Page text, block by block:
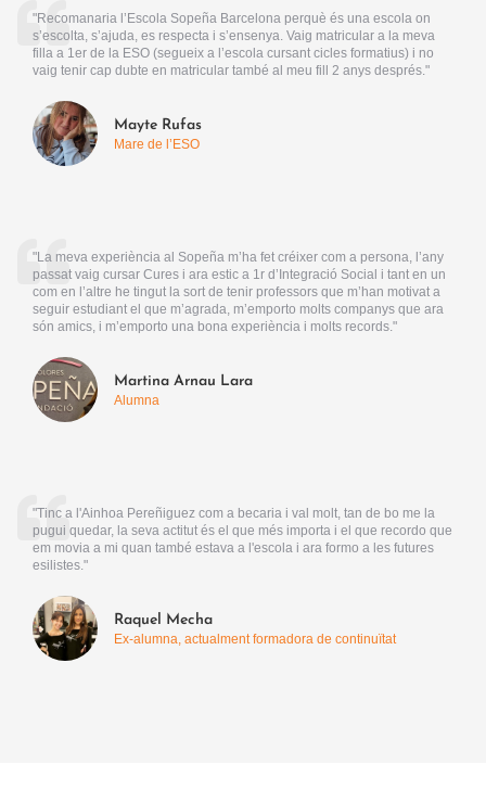
"Recomanaria l’Escola Sopeña Barcelona perquè és una escola on
s’escolta, s’ajuda, es respecta i s’ensenya. Vaig matricular a la meva
filla a 1er de la ESO (segueix a l’escola cursant cicles formatius) i no
vaig tenir cap dubte en matricular també al meu fill 2 anys després."
Mayte Rufas
Mare de l’ESO
"La meva experiència al Sopeña m’ha fet créixer com a persona, l’any
passat vaig cursar Cures i ara estic a 1r d’Integració Social i tant en un
com en l’altre he tingut la sort de tenir professors que m’han motivat a
seguir estudiant el que m’agrada, m’emporto molts companys que ara
són amics, i m’emporto una bona experiència i molts records."
Martina Arnau Lara
Alumna
"Tinc a l'Ainhoa Pereñiguez com a becaria i val molt, tan de bo me la
pugui quedar, la seva actitut és el que més importa i el que recordo que
em movia a mi quan també estava a l'escola i ara formo a les futures
esilistes."
Raquel Mecha
Ex-alumna, actualment formadora de continuïtat